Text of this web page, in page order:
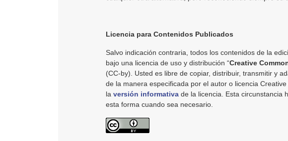
Licencia para Contenidos Publicados
Salvo indicación contraria, todos los contenidos de la
bajo una licencia de uso y distribución “Creative
(CC-by). Usted es libre de copiar, distribuir, transmitir y
de la manera especificada por el autor o licencia
la versión informativa de la licencia. Esta circunstancia
esta forma cuando sea necesario.